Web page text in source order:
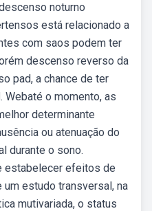
noturno
está relacionado a
com saos podem ter
descenso reverso da
pad, a chance de ter
o momento, as
determinante
ou atenuação do
durante o sono.
estabelecer efeitos de
estudo transversal, na
mutivariada, o status